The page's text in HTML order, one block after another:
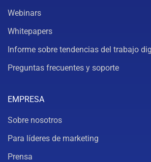
Webinars
Whitepapers
Informe sobre tendencias del trabajo
Preguntas frecuentes y soporte
EMPRESA
Sobre nosotros
Para líderes de marketing
Prensa